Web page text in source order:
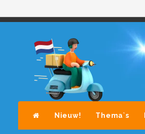
Nieuw! Thema`s